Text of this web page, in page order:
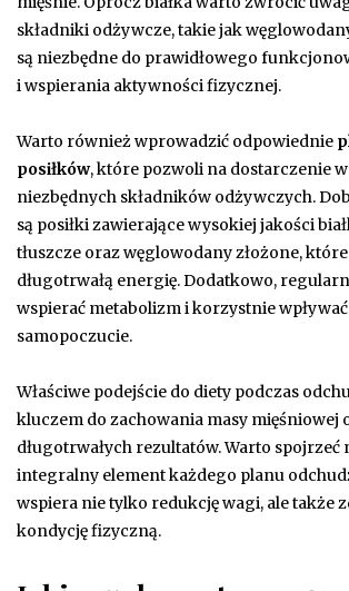
składniki odżywcze, takie jak
są niezbędne do prawidłowego
i wspierania aktywności fizycznej.
Warto również wprowadzić odpowiednie
posiłków, które pozwoli na dostarczenie
niezbędnych składników odżywczych.
są posiłki zawierające wysokiej jakości
tłuszcze oraz węglowodany złożone,
długotrwałą energię. Dodatkowo,
wspierać metabolizm i korzystnie
samopoczucie.
Właściwe podejście do diety podczas
kluczem do zachowania masy mięśniowej
długotrwałych rezultatów. Warto spojrzeć
integralny element każdego planu
wspiera nie tylko redukcję wagi, ale także
kondycję fizyczną.